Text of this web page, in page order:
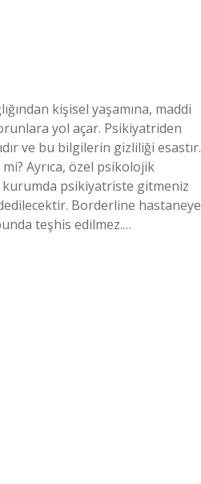
kişisel yaşamına, maddi
yol açar. Psikiyatriden
ve bu bilgilerin gizliliği esastır.
Ayrıca, özel psikolojik
kurumda psikiyatriste gitmeniz
Borderline hastaneye
teşhis edilmez.…